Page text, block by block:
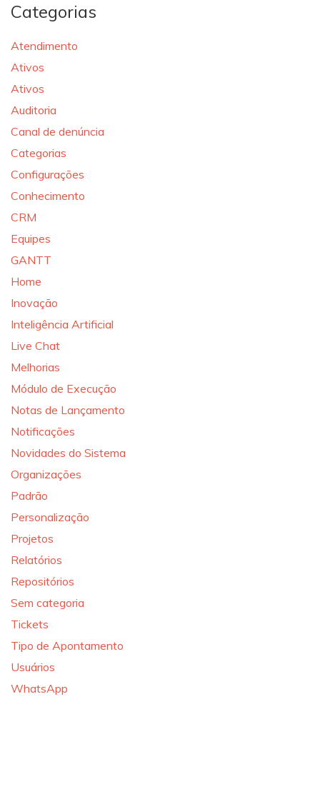
Categorias
Atendimento
Ativos
Ativos
Auditoria
Canal de denúncia
Categorias
Configurações
Conhecimento
CRM
Equipes
GANTT
Home
Inovação
Inteligência Artificial
Live Chat
Melhorias
Módulo de Execução
Notas de Lançamento
Notificações
Novidades do Sistema
Organizações
Padrão
Personalização
Projetos
Relatórios
Repositórios
Sem categoria
Tickets
Tipo de Apontamento
Usuários
WhatsApp